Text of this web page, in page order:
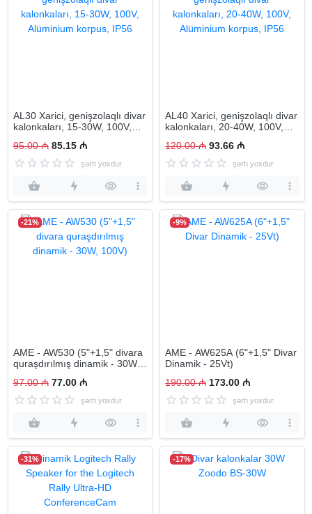
AL30 Xarici, genişzolaqlı divar
kalonkaları, 15-30W, 100V,
95.00 ₼ 85.15 ₼
şərh yoxdur
AL40 Xarici, genişzolaqlı divar
kalonkaları, 20-40W, 100V,
120.00 ₼ 93.66 ₼
şərh yoxdur
-21%
AME - AW530 (5"+1,5" divara
quraşdırılmış dinamik - 30W,
97.00 ₼ 77.00 ₼
şərh yoxdur
-9%
AME - AW625A (6"+1,5" Divar
Dinamik - 25Vt)
190.00 ₼ 173.00 ₼
şərh yoxdur
-31% -17%